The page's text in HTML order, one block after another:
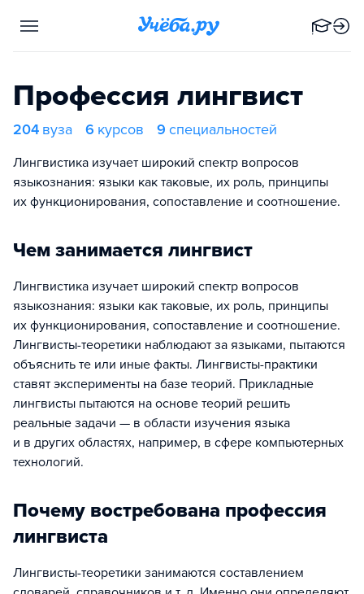
Профессия лингвист
204 вуза 6 курсов 9 специальностей
Лингвистика изучает широкий спектр вопросов
языкознания: языки как таковые, их роль, принципы
их функционирования, сопоставление и соотношение.
Чем занимается лингвист
Лингвистика изучает широкий спектр вопросов
языкознания: языки как таковые, их роль, принципы
их функционирования, сопоставление и соотношение.
Лингвисты-теоретики наблюдают за языками, пытаются
объяснить те или иные факты. Лингвисты-практики
ставят эксперименты на базе теорий. Прикладные
лингвисты пытаются на основе теорий решить
реальные задачи — в области изучения языка
и в других областях, например, в сфере компьютерных
технологий.
Почему востребована профессия
лингвиста
Лингвисты-теоретики занимаются составлением